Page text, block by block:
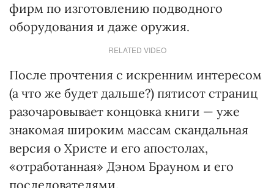
фирм по изготовлению подводного
оборудования и даже оружия.
RELATED VIDEO
После прочтения с искренним интересом
(а что же будет дальше?) пятисот страниц
разочаровывает концовка книги — уже
знакомая широким массам скандальная
версия о Христе и его апостолах,
«отработанная» Дэном Брауном и его
последователями.